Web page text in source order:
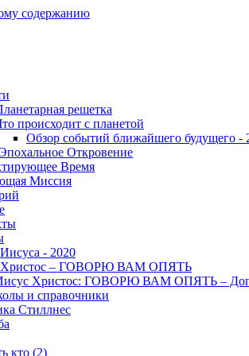
содержанию
решетка
происходит с планетой
Обзор событий ближайшего будущего -
Откровение
Время
Миссия
- 2020
Христос – ГОВОРЮ ВАМ ОПЯТЬ
Христос: ГОВОРЮ ВАМ ОПЯТЬ –
и справочники
Стиллнес
кто (2)